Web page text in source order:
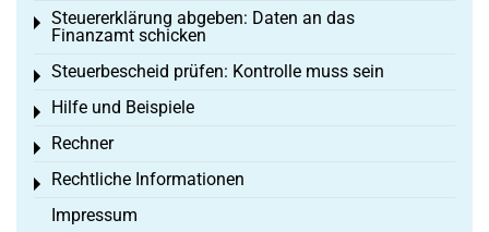
Steuererklärung abgeben: Daten an das
Finanzamt schicken
Toggle menu
Steuerbescheid prüfen: Kontrolle muss sein
Toggle menu
Hilfe und Beispiele
Toggle menu
Rechner
Toggle menu
Rechtliche Informationen
Toggle menu
Impressum